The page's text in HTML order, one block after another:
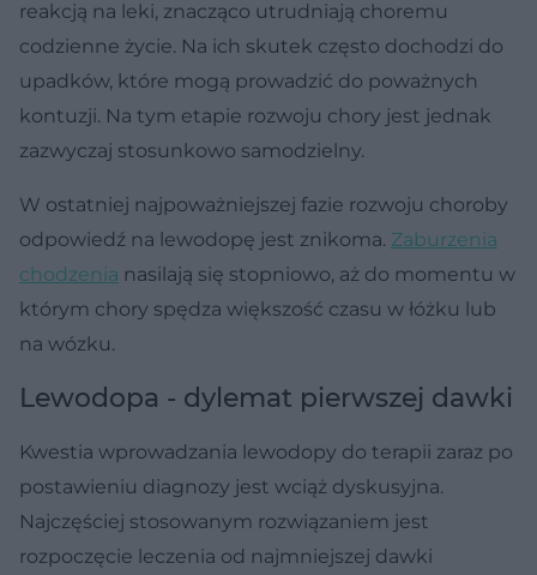
reakcją na leki, znacząco utrudniają choremu
codzienne życie. Na ich skutek często dochodzi do
upadków, które mogą prowadzić do poważnych
kontuzji. Na tym etapie rozwoju chory jest jednak
zazwyczaj stosunkowo samodzielny.
W ostatniej najpoważniejszej fazie rozwoju choroby
odpowiedź na lewodopę jest znikoma. Zaburzenia
chodzenia nasilają się stopniowo, aż do momentu w
którym chory spędza większość czasu w łóżku lub
na wózku.
Lewodopa - dylemat pierwszej dawki
Kwestia wprowadzania lewodopy do terapii zaraz po
postawieniu diagnozy jest wciąż dyskusyjna.
Najczęściej stosowanym rozwiązaniem jest
rozpoczęcie leczenia od najmniejszej dawki